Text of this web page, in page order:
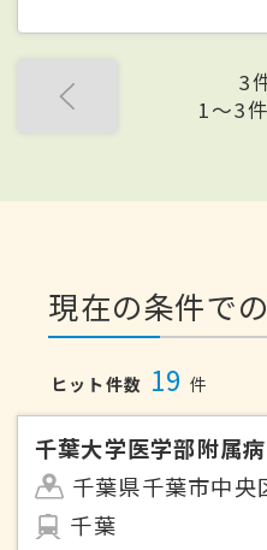
3
1〜3
現在の条件で
ヒット件数 19 件
千葉大学医学部附属
千葉県千葉市中
千葉